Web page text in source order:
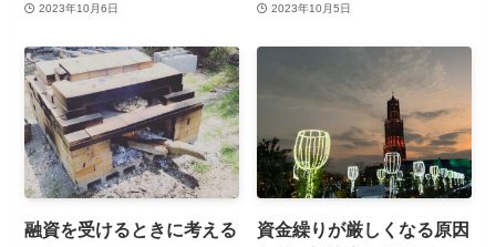
2023年10月6日 2023年10月5日
融資を受けるときに考える
資金繰りが厳しくなる原因